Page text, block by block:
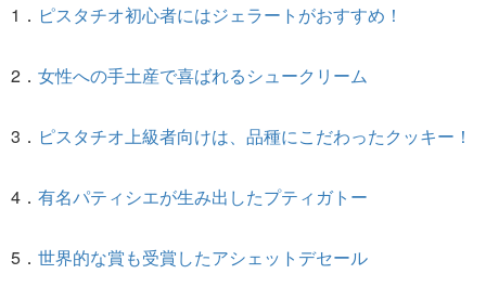
1． ピスタチオ初心者にはジェラートがおすすめ！
2． 女性への手土産で喜ばれるシュークリーム
3． ピスタチオ上級者向けは、品種にこだわったクッキー！
4． 有名パティシエが生み出したプティガトー
5． 世界的な賞も受賞したアシェットデセール